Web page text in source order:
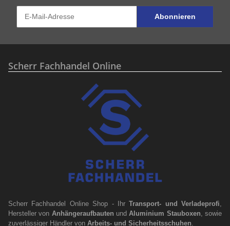
Abonnieren
Scherr Fachhandel Online
Scherr Fachhandel Online Shop - IhrTransport- und Verladeprofi
Hersteller von Anhängeraufbauten und Aluminium Stauboxen , sowie
zuverlässiger Händler von Arbeits- und Sicherheitsschuhen